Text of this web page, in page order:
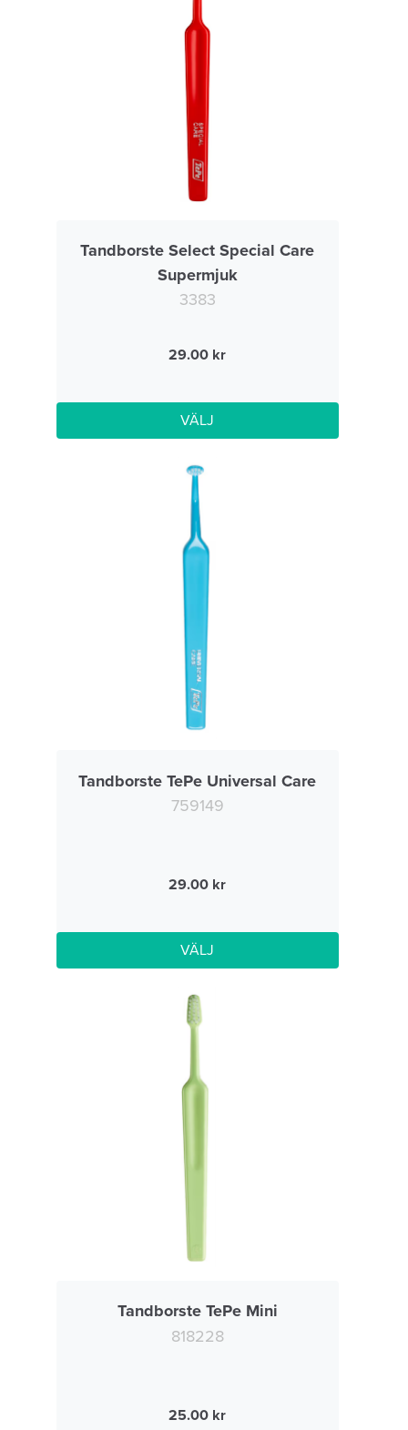
Tandborste Select Special Care
Supermjuk
3383
29.00
VÄLJ
Tandborste TePe Universal Care
759149
29.00
VÄLJ
Tandborste TePe Mini
818228
25.00